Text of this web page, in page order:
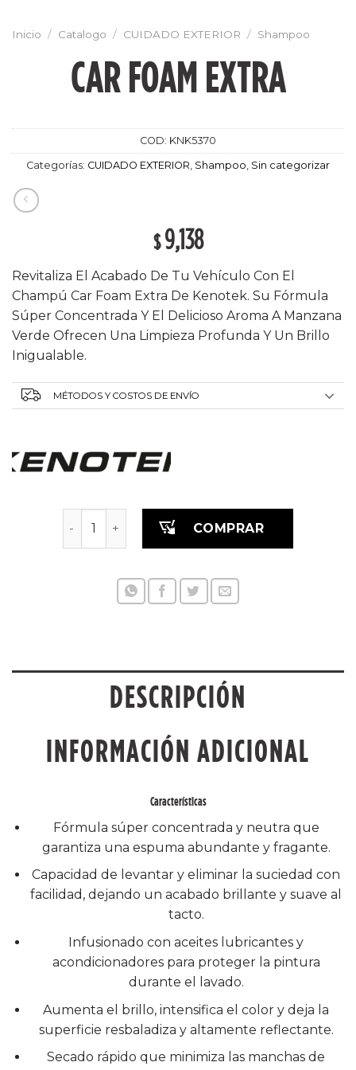
Inicio / Catalogo / CUIDADO EXTERIOR / Shampoo
CAR FOAM EXTRA
COD: KNK5370
Categorías: CUIDADO EXTERIOR Shampoo Sin categorizar
$ 9,138
Revitaliza El Acabado De Tu Vehículo Con El
Champú Car Foam Extra De Kenotek. Su Fórmula
Súper Concentrada Y El Delicioso Aroma A Manzana
Verde Ofrecen Una Limpieza Profunda Y Un Brillo
Inigualable.
MÉTODOS Y COSTOS DE ENVÍO
CAR FOAM EXTRA cantidad
COMPRAR
DESCRIPCIÓN
INFORMACIÓN ADICIONAL
Características
Fórmula súper concentrada y neutra que
garantiza una espuma abundante y fragante.
Capacidad de levantar y eliminar la suciedad con
facilidad, dejando un acabado brillante y suave al
tacto.
Infusionado con aceites lubricantes y
acondicionadores para proteger la pintura
durante el lavado.
Aumenta el brillo, intensifica el color y deja la
superficie resbaladiza y altamente reflectante.
Secado rápido que minimiza las manchas de